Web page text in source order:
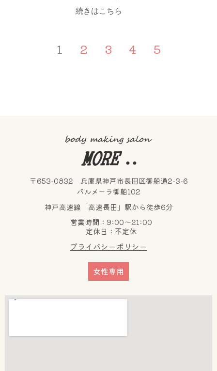
続きはこちら
1 2 3 4 5
〒653-0832 兵庫県神戸市長田区御船通2-3-6
パルメーラ御船102
神戸高速線「高速長田」駅から徒歩6分
営業時間：9:00～21:00
定休日：不定休
プライバシーポリシー
女性専用